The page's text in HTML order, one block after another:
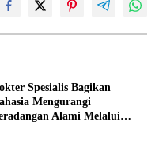
Spesialis Bagikan
Mengurangi
Alami Melalui